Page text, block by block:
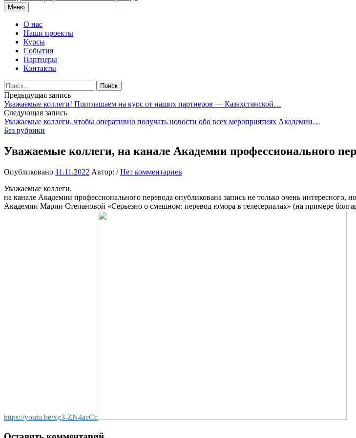
Перейти
к
содержимому
Меню
О нас
Наши проекты
Курсы
События
Партнеры
Контакты
Найти:
Навигация
по
записям
Предыдущая запись
Уважаемые коллеги! Приглашаем на курс от наших партнеров — Казахстанской…
Следующая запись
Уважаемые коллеги, чтобы оперативно получать новости обо всех мероприятиях Академии…
Без рубрики
Уважаемые коллеги, на канале Академии профессионального
Опубликовано 11.11.2022 Автор: /Нет комментариев
Уважаемые коллеги,
на канале Академии профессионального перевода опубликована запись не только очень
Академии Марии Степановой «Серьезно о смешном: перевод юмора в телесериалах» (на примере
https://youtu.be/xg3-ZN4acCc